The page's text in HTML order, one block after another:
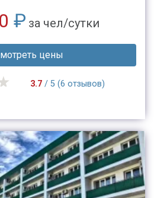
₽ за чел/сутки
цены
3.7/ 5 (6 отзывов)